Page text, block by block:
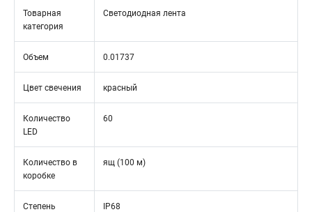
Товарная
категория
Светодиодная лента
Объем 0.01737
Цвет свечения красный
Количество
LED
60
Количество в
коробке
ящ (100 м)
Степень
IP68